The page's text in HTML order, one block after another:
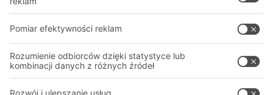
O firmie
Nasza globalna sieć